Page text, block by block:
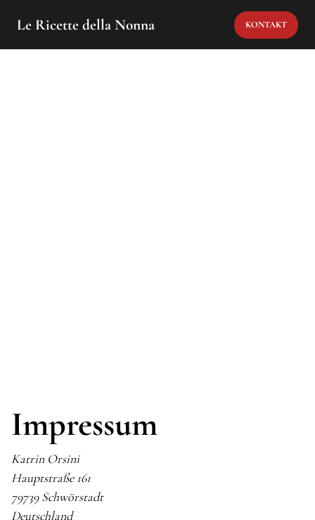
Le Ricette della Nonna KONTAKT
Impressum
Katrin Orsini
Hauptstraße 161
79739 Schwörstadt
Deutschland